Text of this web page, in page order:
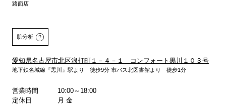
路面店
肌分析
愛知県名古屋市北区浪打町１－４－１ コンフォート黒川１０３号
地下鉄名城線『黒川』駅より 徒歩9分 市バス北図書館より 徒歩1分
営業時間
10:00～18:00
定休日
月 金